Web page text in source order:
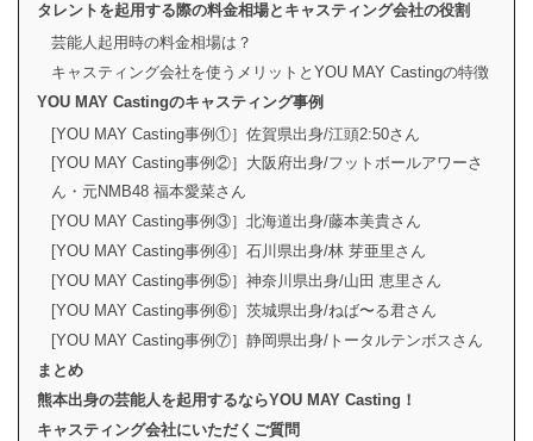
タレントを起用する際の料金相場とキャスティング会社の役割
芸能人起用時の料金相場は？
キャスティング会社を使うメリットとYOU MAY Castingの特徴
YOU MAY Castingのキャスティング事例
[YOU MAY Casting事例①］佐賀県出身/江頭2:50さん
[YOU MAY Casting事例②］大阪府出身/フットボールアワーさ
ん・元NMB48 福本愛菜さん
[YOU MAY Casting事例③］北海道出身/藤本美貴さん
[YOU MAY Casting事例④］石川県出身/林 芽亜里さん
[YOU MAY Casting事例⑤］神奈川県出身/山田 恵里さん
[YOU MAY Casting事例⑥］茨城県出身/ねば〜る君さん
[YOU MAY Casting事例⑦］静岡県出身/トータルテンボスさん
まとめ
熊本出身の芸能人を起用するならYOU MAY Casting！
キャスティング会社にいただくご質問